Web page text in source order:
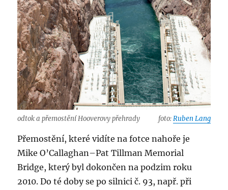
odtok a přemostění Hooverovy přehrady foto:Ruben Lang
Přemostění, které vidíte na fotce nahoře je
Mike O’Callaghan–Pat Tillman Memorial
Bridge, který byl dokončen na podzim roku
2010. Do té doby se po silnici č. 93, např. při